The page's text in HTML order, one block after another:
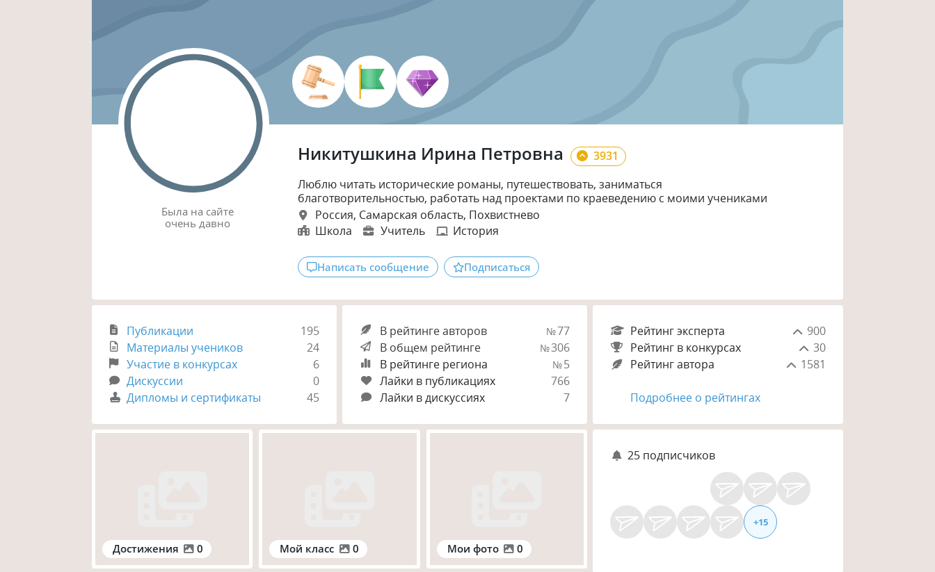
Была на сайте
очень давно
Никитушкина Ирина Петровна
3931
Люблю читать исторические романы, путешествовать, заниматься
благотворительностью, работать над проектами по краеведению с моими учениками
Россия, Самарская область, Похвистнево
Школа
Учитель История
Написать сообщение Подписаться
Публикации
195
Материалы учеников
24
Участие в конкурсах
6
Дискуссии
0
Дипломы и сертификаты
45
В рейтинге авторов №77
В общем рейтинге
№306
В рейтинге региона
№5
Лайки в публикациях
766
Лайки в дискуссиях
7
Рейтинг эксперта
900
Рейтинг в конкурсах
30
Рейтинг автора
1581
Подробнее о рейтингах
Достижения 0 Мой класс 0 Мои фото 0
25 подписчиков
+15